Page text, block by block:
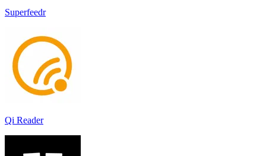
Superfeedr
Qi Reader